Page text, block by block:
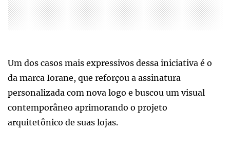
Um dos casos mais expressivos dessa iniciativa é o
da marca Iorane, que reforçou a assinatura
personalizada com nova logo e buscou um visual
contemporâneo aprimorando o projeto
arquitetônico de suas lojas.